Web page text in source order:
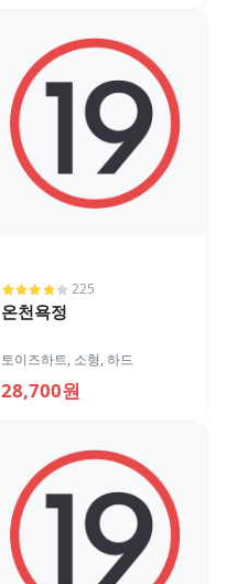
225
온천욕정
토이즈하트, 소형,하드
28,700원